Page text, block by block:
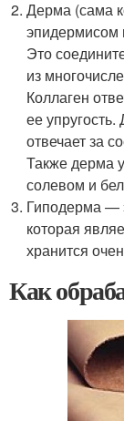
Дерма (сама
эпидермисом
Это
из
Коллаген
ее
отвечает за
Также дерма
солевом и
Гиподерма —
которая
хранится
Как